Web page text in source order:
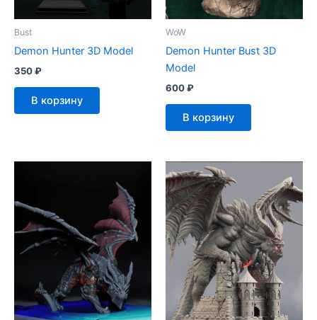
Bust
Demon Hunter 3D Model
350₽
В корзину
WoW
Demon Hunter Bust 3D
Model
600₽
В корзину